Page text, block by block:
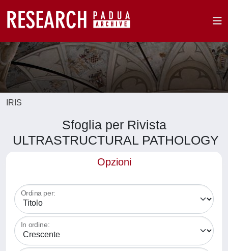
IRIS
Sfoglia per Rivista
ULTRASTRUCTURAL PATHOLOGY
Opzioni
Ordina per:
In ordine: